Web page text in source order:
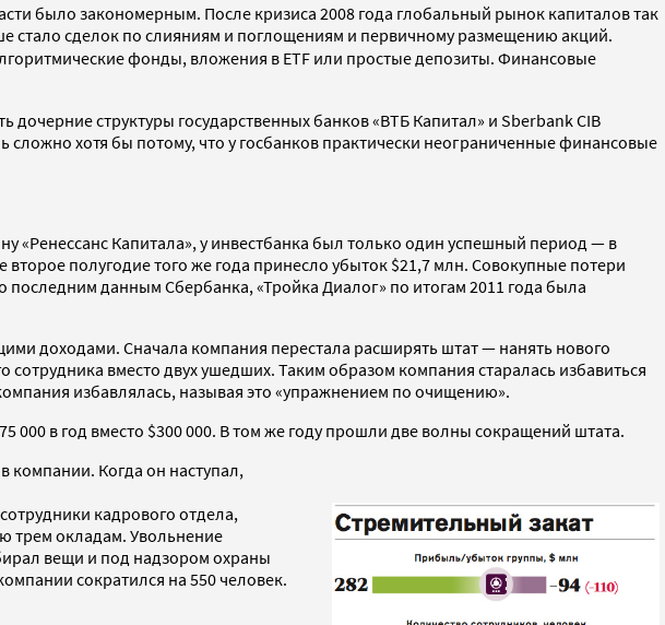
было закономерным. После кризиса 2008 года глобальный рынок капиталов так
стало сделок по слияниям и поглощениям и первичному размещению акций.
фонды, вложения в ETF или простые депозиты. Финансовые
дочерние структуры государственных банков «ВТБ Капитал» и Sberbank CIB
хотя бы потому, что у госбанков практически неограниченные финансовые
«Ренессанс Капитала», у инвестбанка был только один успешный период — в
полугодие того же года принесло убыток $21,7 млн. Совокупные потери
данным Сбербанка, «Тройка Диалог» по итогам 2011 года была
доходами. Сначала компания перестала расширять штат — нанять нового
вместо двух ушедших. Таким образом компания старалась избавиться
избавлялась, называя это «упражнением по очищению».
в год вместо $300 000. В том же году прошли две волны сокращений штата.
компании. Когда он наступал,
кадрового отдела,
трем окладам. Увольнение
вещи и под надзором охраны
сократился на 550 человек.